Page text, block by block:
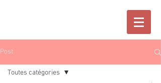
Post
Toutes catégories